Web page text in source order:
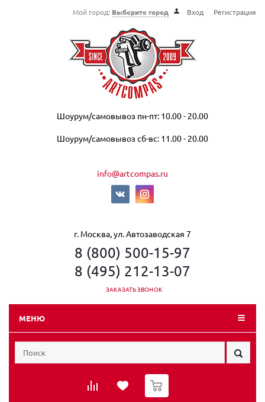
Мой город: Выберите город Вход Регистрация
Шоурум/самовывоз пн-пт: 10.00 - 20.00
Шоурум/самовывоз сб-вс: 11.00 - 20.00
info@artcompas.ru
г. Москва, ул. Автозаводская 7
8 (800) 500-15-97
8 (495) 212-13-07
ЗАКАЗАТЬ ЗВОНОК
МЕНЮ
0